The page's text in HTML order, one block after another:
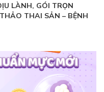
LÀNH, GÓI TRỌN
THAI SẢN – BỆNH